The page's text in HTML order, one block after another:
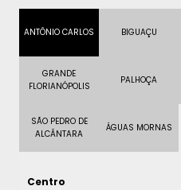
ANTÔNIO CARLOS BIGUAÇU
GRANDE
FLORIANÓPOLIS
PALHOÇA
SÃO PEDRO DE
ALCÂNTARA
ÁGUAS MORNAS
Centro